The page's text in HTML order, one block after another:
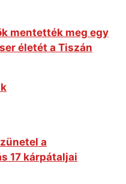
mentették meg egy
életét a Tiszán
a
17 kárpátaljai